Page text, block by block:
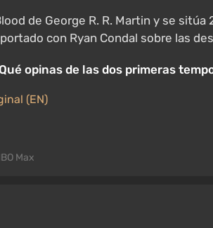
de George R. R. Martin y se
con Ryan Condal sobre las
opinas de las dos primeras
(EN)
Max